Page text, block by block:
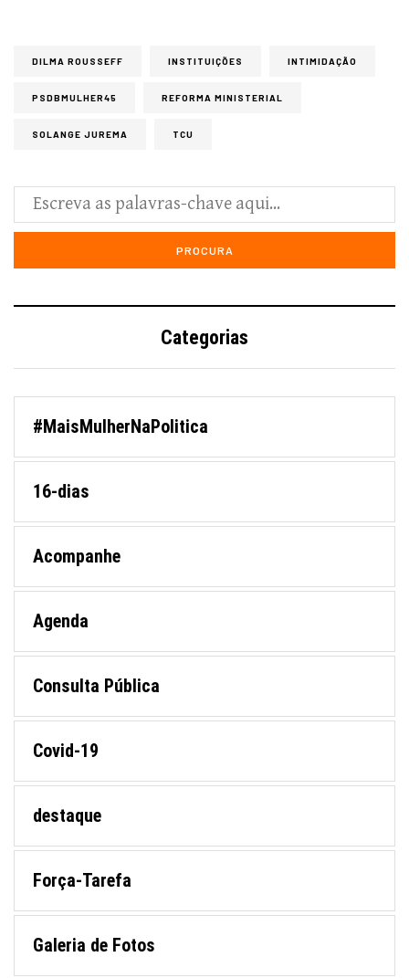
DILMA ROUSSEFF INSTITUIÇÕES INTIMIDAÇÃO
PSDBMULHER45 REFORMA MINISTERIAL
SOLANGE JUREMA TCU
Categorias
#MaisMulherNaPolitica
16-dias
Acompanhe
Agenda
Consulta Pública
Covid-19
destaque
Força-Tarefa
Galeria de Fotos